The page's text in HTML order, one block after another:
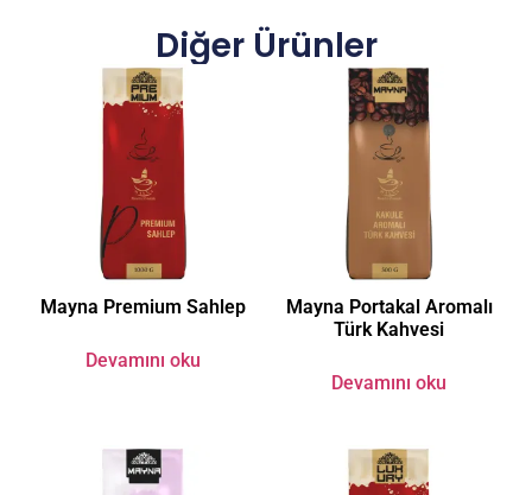
Diğer Ürünler
Mayna Premium Sahlep
Devamını oku
Mayna Portakal Aromalı
Türk Kahvesi
Devamını oku